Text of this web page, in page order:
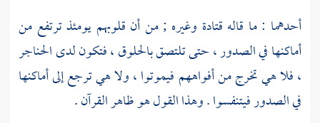
أحدهما : ما قاله قتادة وغيره ; من أن قلوبهم يومئذ ترتفع من
أماكنها في الصدور ، حتى تلتصق بالحلوق ، فتكون لدى الحناجر
، فلا هي تخرج من أفواههم فيموتوا ، ولا هي ترجع إلى أماكنها
في الصدور فيتنفسوا . وهذا القول هو ظاهر القرآن .